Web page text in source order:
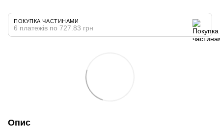
ПОКУПКА ЧАСТИНАМИ
6 платежів по 727.83 грн
Опис